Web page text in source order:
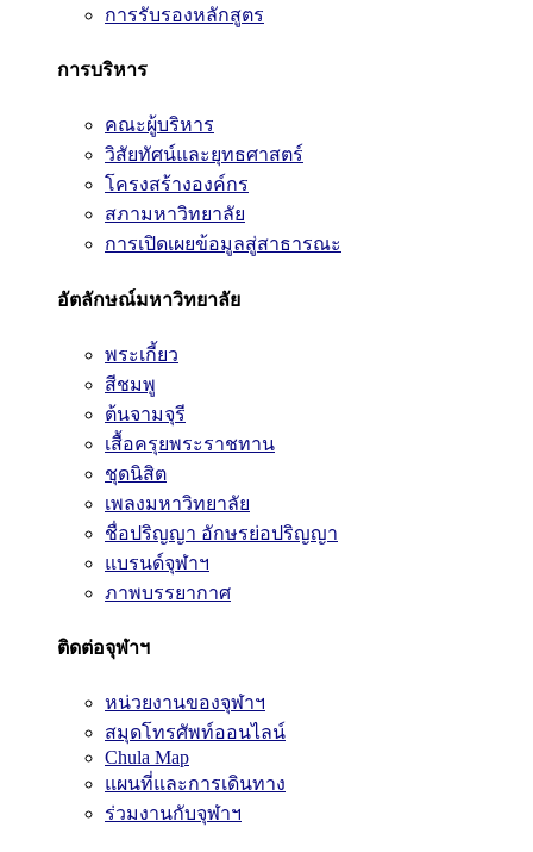
การรับรองหลักสูตร
การบริหาร
คณะผู้บริหาร
วิสัยทัศน์และยุทธศาสตร์
โครงสร้างองค์กร
สภามหาวิทยาลัย
การเปิดเผยข้อมูลสู่สาธารณะ
อัตลักษณ์มหาวิทยาลัย
พระเกี้ยว
สีชมพู
ต้นจามจุรี
เสื้อครุยพระราชทาน
ชุดนิสิต
เพลงมหาวิทยาลัย
ชื่อปริญญา อักษรย่อปริญญา
แบรนด์จุฬาฯ
ภาพบรรยากาศ
ติดต่อจุฬาฯ
หน่วยงานของจุฬาฯ
สมุดโทรศัพท์ออนไลน์
Chula Map
แผนที่และการเดินทาง
ร่วมงานกับจุฬาฯ